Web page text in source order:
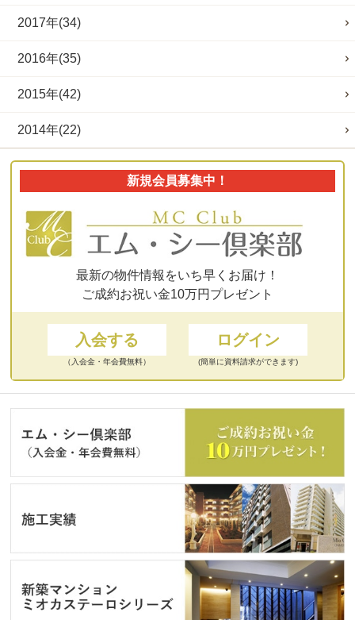
2017年(34)
2016年(35)
2015年(42)
2014年(22)
新規会員募集中！
最新の物件情報をいち早くお届け！
ご成約お祝い金10万円プレゼント
入会する
（入会金・年会費無料）
ログイン
(簡単に資料請求ができます)